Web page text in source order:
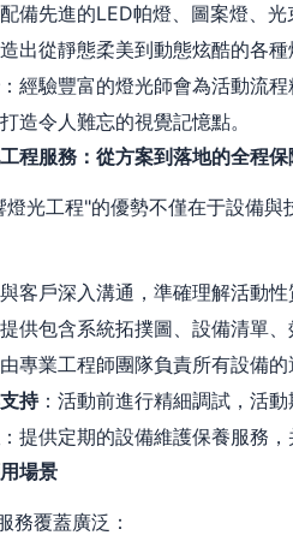
配備先進的LED帕燈、圖案燈、
出從靜態柔美到動態炫酷的各種
：經驗豐富的燈光師會為活動流
造令人難忘的視覺記憶點。
程服務：從方案到落地的全程保
燈光工程"的優勢不僅在于設備
客戶深入溝通，準確理解活動
供包含系統拓撲圖、設備清單
由專業工程師團隊負責所有設備
持：活動前進行精細調試，活
：提供定期的設備維護保養服務
場景
務覆蓋廣泛：